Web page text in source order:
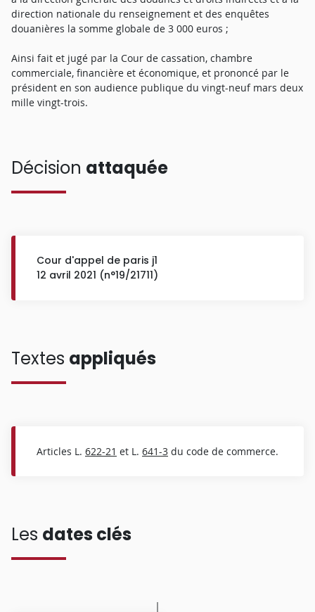
direction nationale du renseignement et des enquêtes
douanières la somme globale de 3 000 euros ;
Ainsi fait et jugé par la Cour de cassation, chambre
commerciale, financière et économique, et prononcé par le
président en son audience publique du vingt-neuf mars deux
mille vingt-trois.
Décision attaquée
Cour d'appel de paris j1
12 avril 2021 (n°19/21711)
Textes appliqués
Articles L. 622-21 et L. 641-3 du code de commerce.
Les dates clés